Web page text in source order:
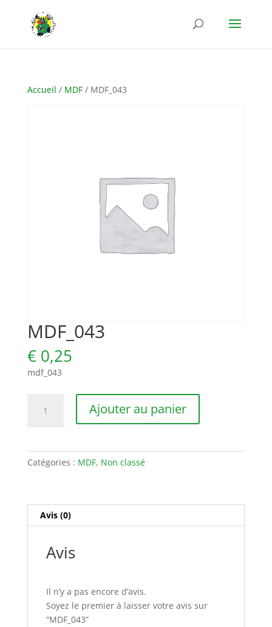
Accueil / MDF/ MDF_043
MDF_043
€0,25
mdf_043
Ajouter au panier
Catégories : MDF, Non classé
Avis (0)
Avis
Il n’y a pas encore d’avis.
Soyez le premier à laisser votre avis sur
“MDF_043”